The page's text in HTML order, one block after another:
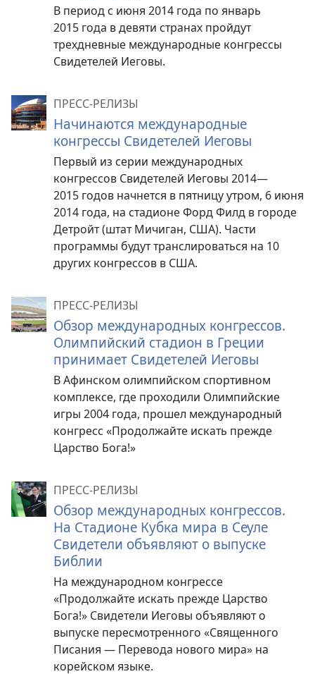
В период с июня 2014 года по январь
2015 года в девяти странах пройдут
трехдневные международные конгрессы
Свидетелей Иеговы.
ПРЕСС-РЕЛИЗЫ
Начинаются международные
конгрессы Свидетелей Иеговы
Первый из серии международных
конгрессов Свидетелей Иеговы 2014—
2015 годов начнется в пятницу утром, 6 июня
2014 года, на стадионе Форд Филд в городе
Детройт (штат Мичиган, США). Части
программы будут транслироваться на 10
других конгрессов в США.
ПРЕСС-РЕЛИЗЫ
Обзор международных конгрессов.
Олимпийский стадион в Греции
принимает Свидетелей Иеговы
В Афинском олимпийском спортивном
комплексе, где проходили Олимпийские
игры 2004 года, прошел международный
конгресс «Продолжайте искать прежде
Царство Бога!»
ПРЕСС-РЕЛИЗЫ
Обзор международных конгрессов.
На Стадионе Кубка мира в Сеуле
Свидетели объявляют о выпуске
Библии
На международном конгрессе
«Продолжайте искать прежде Царство
Бога!» Свидетели Иеговы объявляют о
выпуске пересмотренного «Священного
Писания — Перевода нового мира» на
корейском языке.